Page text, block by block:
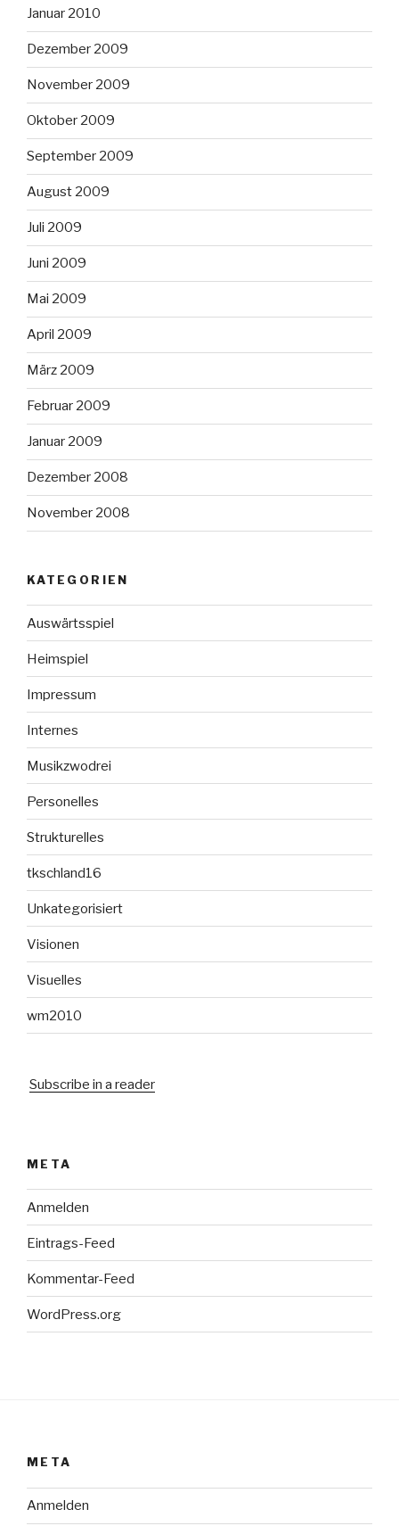
Januar 2010
Dezember 2009
November 2009
Oktober 2009
September 2009
August 2009
Juli 2009
Juni 2009
Mai 2009
April 2009
März 2009
Februar 2009
Januar 2009
Dezember 2008
November 2008
KATEGORIEN
Auswärtsspiel
Heimspiel
Impressum
Internes
Musikzwodrei
Personelles
Strukturelles
tkschland16
Unkategorisiert
Visionen
Visuelles
wm2010
Subscribe in a reader
META
Anmelden
Eintrags-Feed
Kommentar-Feed
WordPress.org
META
Anmelden